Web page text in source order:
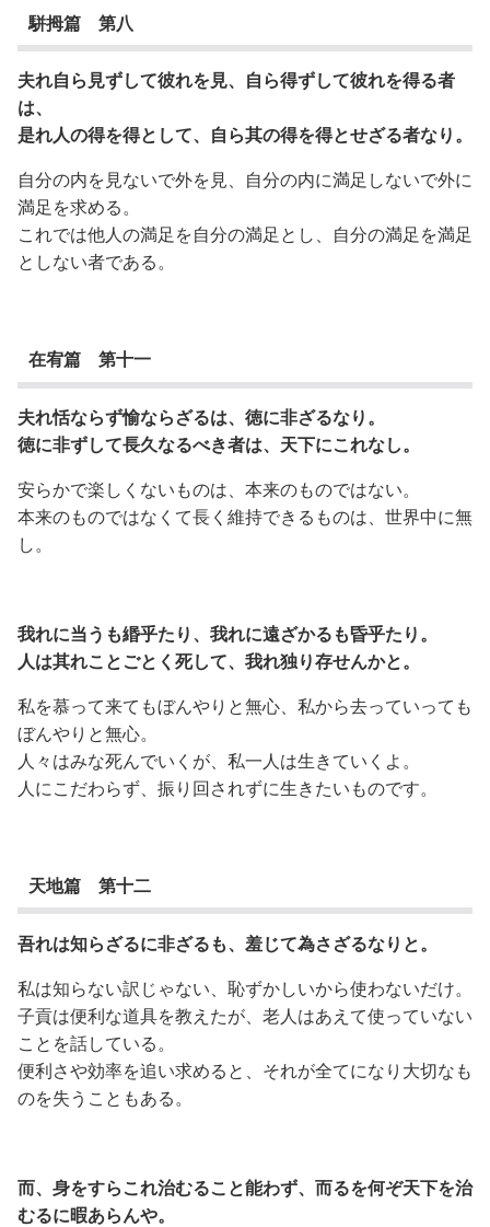
駢拇篇 第八
夫れ自ら見ずして彼れを見、自ら得ずして彼れを得る者
は、
是れ人の得を得として、自ら其の得を得とせざる者なり。
自分の内を見ないで外を見、自分の内に満足しないで外に
満足を求める。
これでは他人の満足を自分の満足とし、自分の満足を満足
としない者である。
在宥篇 第十一
夫れ恬ならず愉ならざるは、徳に非ざるなり。
徳に非ずして長久なるべき者は、天下にこれなし。
安らかで楽しくないものは、本来のものではない。
本来のものではなくて長く維持できるものは、世界中に無
し。
我れに当うも緡乎たり、我れに遠ざかるも昏乎たり。
人は其れことごとく死して、我れ独り存せんかと。
私を慕って来てもぼんやりと無心、私から去っていっても
ぼんやりと無心。
人々はみな死んでいくが、私一人は生きていくよ。
人にこだわらず、振り回されずに生きたいものです。
天地篇 第十二
吾れは知らざるに非ざるも、羞じて為さざるなりと。
私は知らない訳じゃない、恥ずかしいから使わないだけ。
子貢は便利な道具を教えたが、老人はあえて使っていない
ことを話している。
便利さや効率を追い求めると、それが全てになり大切なも
のを失うこともある。
而、身をすらこれ治むること能わず、而るを何ぞ天下を治
むるに暇あらんや。